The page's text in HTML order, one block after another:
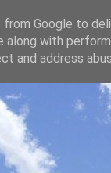
Google to
along with
and address